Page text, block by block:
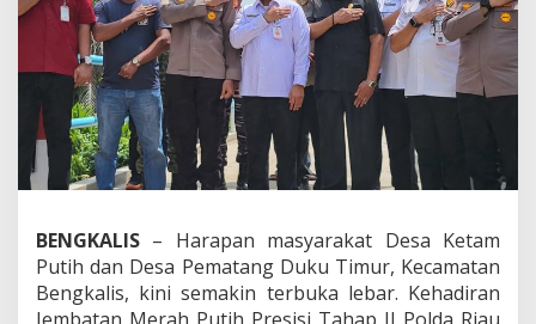
P
r
s
a
R
i
a
BENGKALIS – Harapan masyarakat Desa Ketam
Putih dan Desa Pematang Duku Timur, Kecamatan
Bengkalis, kini semakin terbuka lebar. Kehadiran
Jembatan Merah Putih Presisi Tahap II Polda Riau